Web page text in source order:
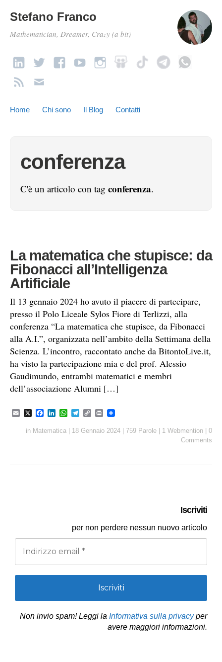
Stefano Franco
Mathematician, Dreamer, Crazy (a bit)
Home Chi sono Il Blog Contatti
conferenza
C'è un articolo con tag conferenza.
La matematica che stupisce: da
Fibonacci all’Intelligenza
Artificiale
Il 13 gennaio 2024 ho avuto il piacere di partecipare,
presso il Polo Liceale Sylos Fiore di Terlizzi, alla
conferenza “La matematica che stupisce, da Fibonacci
alla A.I.”, organizzata nell’ambito della Settimana della
Scienza. L’incontro, raccontato anche da BitontoLive.it,
ha visto la partecipazione mia e del prof. Alessio
Gaudimundo, entrambi matematici e membri
dell’associazione Alumni […]
E X F
c
k
L
n
n
W
a
t
p
T
l
m
C
p
k
P
i
in Matematica 18 Gennaio 2024 759 Parole 1 Webmention
0
Comments
Iscriviti
per non perdere nessun nuovo articolo
Non invio spam! Leggi la Informativa sulla privacyper
avere maggiori informazioni.